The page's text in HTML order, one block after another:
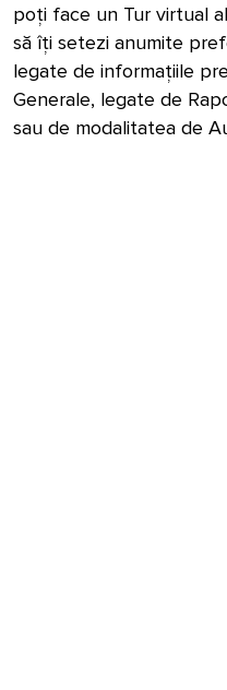
poți face un Tur virtual
să îți setezi anumite
legate de informațiile
Generale, legate de
sau de modalitatea de